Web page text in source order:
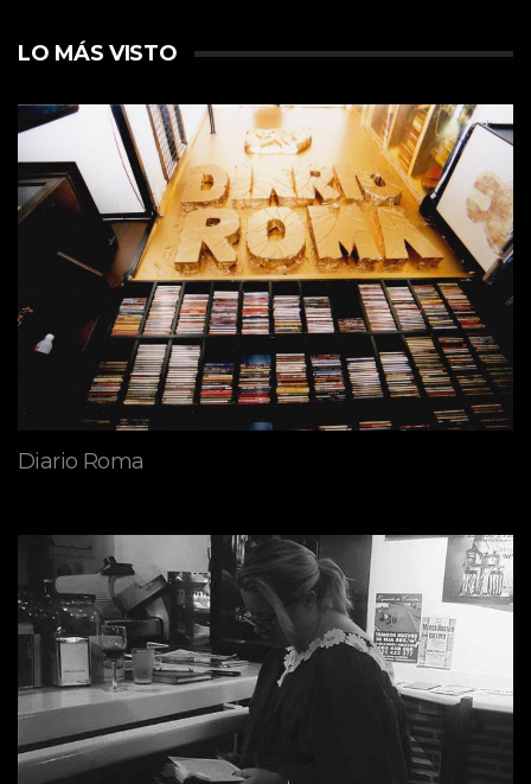
LO MÁS VISTO
Diario Roma